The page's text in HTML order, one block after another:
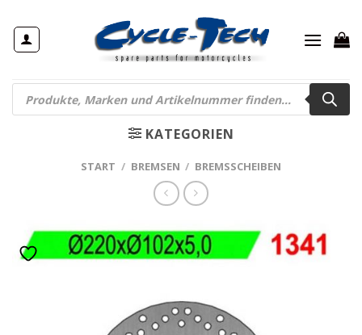
Inhalt
springen
Products
search
KATEGORIEN
START / BREMSEN / BREMSSCHEIBEN